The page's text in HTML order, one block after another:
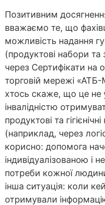
Позитивним
вважаємо те, що
можливість надання
(продуктові набори та
через Сертифікати на
торговій мережі
хтось скаже, що це не
інвалідністю
продуктові та
(наприклад, через
корисно: допомога
індивідуалізованою і
потреби кожної
інша ситуація: коли
отримували